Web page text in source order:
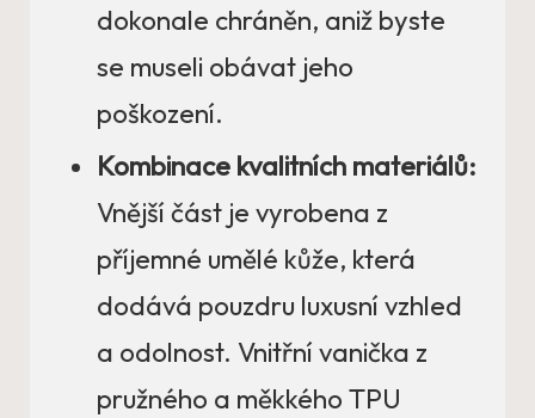
dokonale chráněn, aniž byste
se museli obávat jeho
poškození.
Kombinace kvalitních materiálů:
Vnější část je vyrobena z
příjemné umělé kůže, která
dodává pouzdru luxusní vzhled
a odolnost. Vnitřní vanička z
pružného a měkkého TPU